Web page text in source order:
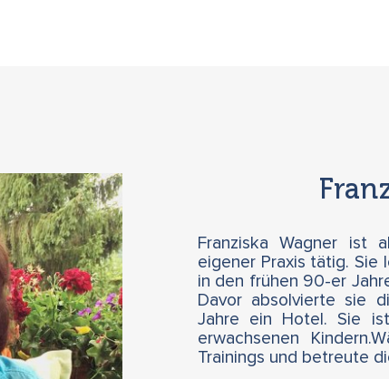
Franziska Wagner ist
eigener Praxis tätig. Sie
in den frühen 90-er
Davor absolvierte sie
Jahre ein Hotel. Sie
erwachsenen
Trainings und betreute